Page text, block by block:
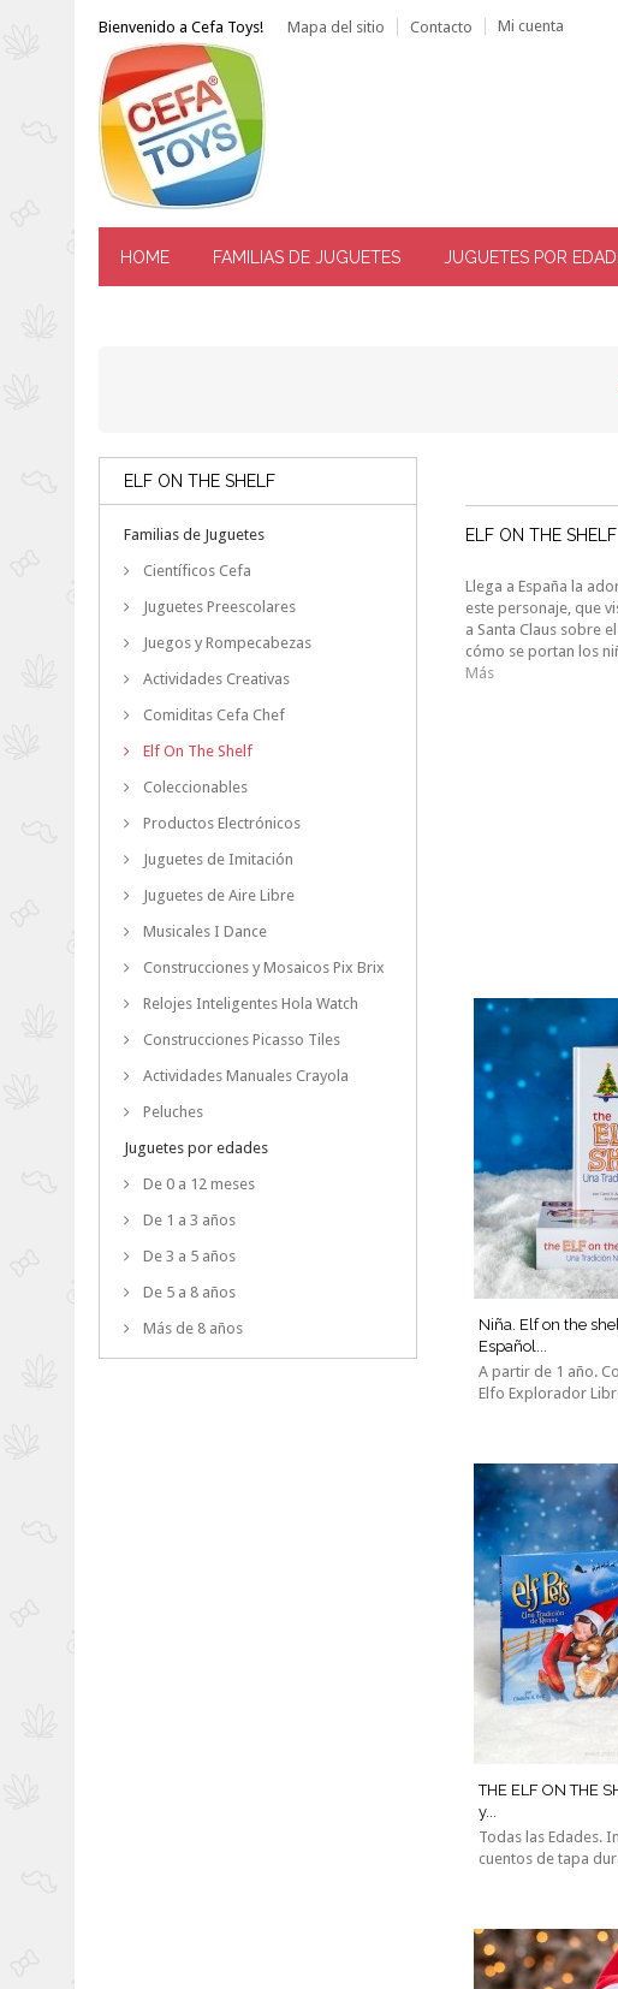
Bienvenido a Cefa Toys! Mapa del sitio Contacto Mi cuenta
HOME FAMILIAS DE JUGUETES JUGUETES POR
ELF ON THE SHELF
Familias de Juguetes
Científicos Cefa
Juguetes Preescolares
Juegos y Rompecabezas
Actividades Creativas
Comiditas Cefa Chef
Elf On The Shelf
Coleccionables
Productos Electrónicos
Juguetes de Imitación
Juguetes de Aire Libre
Musicales I Dance
Construcciones y Mosaicos Pix Brix
Relojes Inteligentes Hola Watch
Construcciones Picasso Tiles
Actividades Manuales Crayola
Peluches
Juguetes por edades
De 0 a 12 meses
De 1 a 3 años
De 3 a 5 años
De 5 a 8 años
Más de 8 años
ELF ON THE SHELF
Llega a España la
este personaje, que
a Santa Claus sobre
cómo se portan los
Más
Niña. Elf on the
Español...
A partir de 1 año.
Elfo Explorador
THE ELF ON THE
y...
Todas las Edades.
cuentos de tapa